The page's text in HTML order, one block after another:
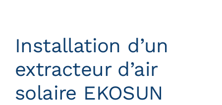
Installation d’un
extracteur d’air
solaire EKOSUN